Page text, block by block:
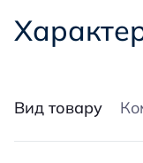
Вид товару